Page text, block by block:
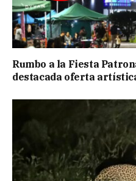
Rumbo a la Fiesta
destacada oferta